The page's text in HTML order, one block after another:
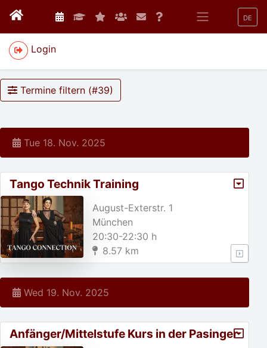
DE
Login
Termine filtern (#39)
Tue 18. Nov. 2025
Tango Technik Training
August-Exterstr. 1
München
20:30-22:30 h
8.57 km
Wed 19. Nov. 2025
Anfänger/Mittelstufe Kurs in der Pasinger